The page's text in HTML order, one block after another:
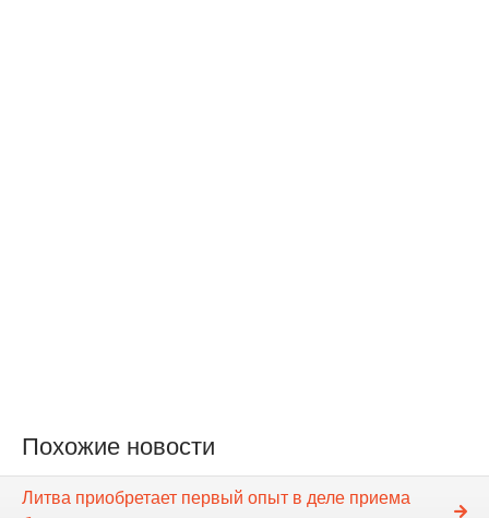
Похожие новости
Литва приобретает первый опыт в деле приема